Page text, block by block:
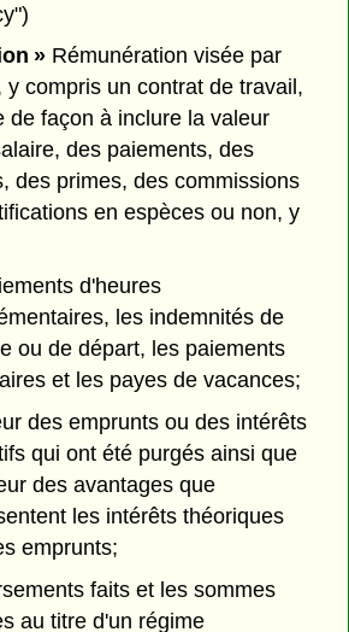
»Rémunération visée par
y compris un contrat de travail,
de façon à inclure la valeur
des paiements, des
des primes, des commissions
en espèces ou non, y
d'heures
les indemnités de
ou de départ, les paiements
et les payes de vacances;
des emprunts ou des intérêts
qui ont été purgés ainsi que
des avantages que
les intérêts théoriques
emprunts;
faits et les sommes
au titre d'un régime